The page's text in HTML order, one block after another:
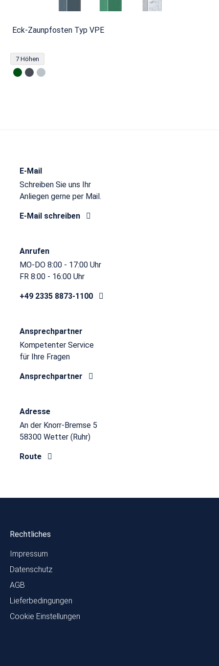
Eck-Zaunpfosten Typ VPE
7 Höhen
E-Mail
Schreiben Sie uns Ihr
Anliegen gerne per Mail.
E-Mail schreiben
Anrufen
MO-DO 8:00 - 17:00 Uhr
FR 8:00 - 16:00 Uhr
+49 2335 8873-1100
Ansprechpartner
Kompetenter Service
für Ihre Fragen
Ansprechpartner
Adresse
An der Knorr-Bremse 5
58300 Wetter (Ruhr)
Route
Rechtliches
Impressum
Datenschutz
AGB
Lieferbedingungen
Cookie Einstellungen